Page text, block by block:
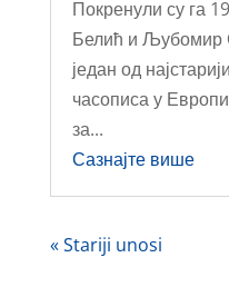
Покренули су га
Белић и Љубомир
један од
часописа у
за...
Сазнајте више
« Stariji unosi